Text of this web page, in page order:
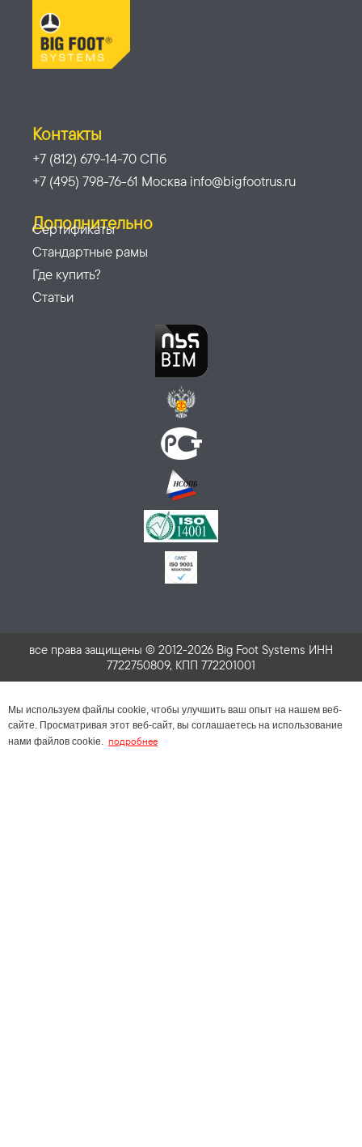
Контакты
+7 (812) 679-14-70 СПб
+7 (495) 798-76-61 Москва info@bigfootrus.ru
Дополнительно
Сертификаты
Стандартные рамы
Где купить?
Статьи
все права защищены © 2012-2026 Big Foot Systems ИНН
7722750809, КПП 772201001
Мы используем файлы cookie, чтобы улучшить ваш опыт на нашем веб-
сайте. Просматривая этот веб-сайт, вы соглашаетесь на использование
нами файлов cookie. подробнее